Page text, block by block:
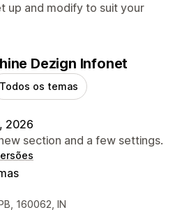
up and modify to suit your
Dezign Infonet
Todos os temas
2026
section and a few settings.
designer
160062, IN